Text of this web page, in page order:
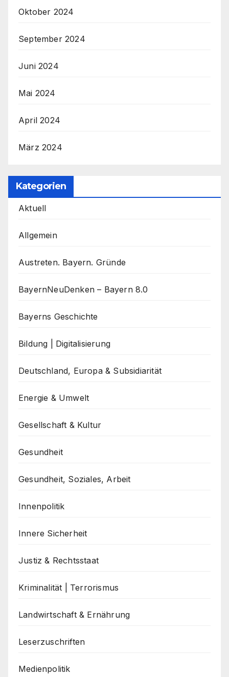
Oktober 2024
September 2024
Juni 2024
Mai 2024
April 2024
März 2024
Kategorien
Aktuell
Allgemein
Austreten. Bayern. Gründe
BayernNeuDenken – Bayern 8.0
Bayerns Geschichte
Bildung | Digitalisierung
Deutschland, Europa & Subsidiarität
Energie & Umwelt
Gesellschaft & Kultur
Gesundheit
Gesundheit, Soziales, Arbeit
Innenpolitik
Innere Sicherheit
Justiz & Rechtsstaat
Kriminalität | Terrorismus
Landwirtschaft & Ernährung
Leserzuschriften
Medienpolitik